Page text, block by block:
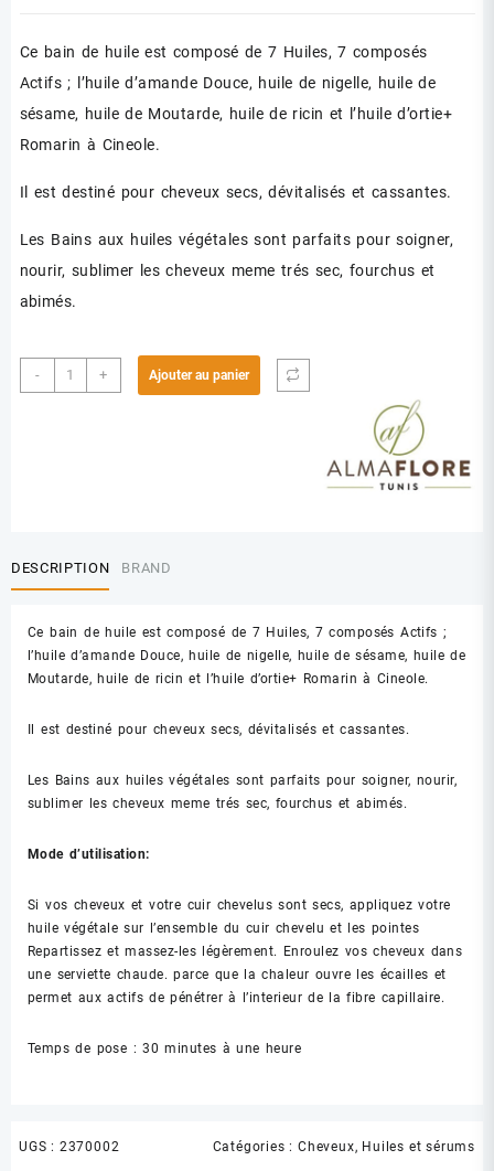
Ce bain de huile est composé de 7 Huiles, 7 composés
Actifs ; l’huile d’amande Douce, huile de nigelle, huile de
sésame, huile de Moutarde, huile de ricin et l’huile d’ortie+
Romarin à Cineole.
Il est destiné pour cheveux secs, dévitalisés et cassantes.
Les Bains aux huiles végétales sont parfaits pour soigner,
nourir, sublimer les cheveux meme trés sec, fourchus et
abimés.
-
quantité
de
+ Ajouter au panier
DESCRIPTION BRAND
Ce bain de huile est composé de 7 Huiles, 7 composés Actifs ;
l’huile d’amande Douce, huile de nigelle, huile de sésame, huile de
Moutarde, huile de ricin et l’huile d’ortie+ Romarin à Cineole.
Il est destiné pour cheveux secs, dévitalisés et cassantes.
Les Bains aux huiles végétales sont parfaits pour soigner, nourir,
sublimer les cheveux meme trés sec, fourchus et abimés.
Mode d’utilisation:
Si vos cheveux et votre cuir chevelus sont secs, appliquez votre
huile végétale sur l’ensemble du cuir chevelu et les pointes
Repartissez et massez-les légèrement. Enroulez vos cheveux dans
une serviette chaude. parce que la chaleur ouvre les écailles et
permet aux actifs de pénétrer à l’interieur de la fibre capillaire.
Temps de pose : 30 minutes à une heure
UGS : 2370002 Catégories : Cheveux, Huiles et sérums